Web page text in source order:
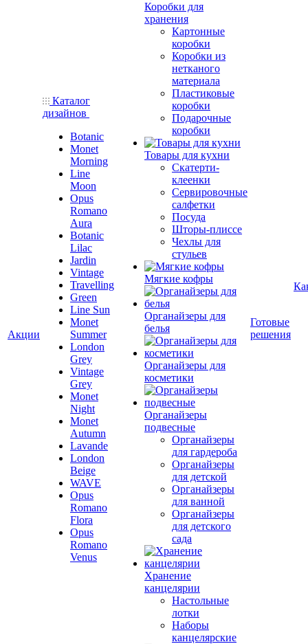
Акции
Каталог
дизайнов
Botanic
Monet
Morning
Line
Moon
Opus
Romano
Aura
Botanic
Lilac
Jardin
Vintage
Travelling
Green
Line Sun
Monet
Summer
London
Grey
Vintage
Grey
Monet
Night
Monet
Autumn
Lavande
London
Beige
WAVE
Opus
Romano
Flora
Opus
Romano
Venus
Коробки для
хранения
Картонные
коробки
Коробки из
нетканого
материала
Пластиковые
коробки
Подарочные
коробки
Товары для кухни
Скатерти-
клеенки
Сервировочные
салфетки
Посуда
Шторы-плиссе
Чехлы для
стульев
Мягкие кофры
Органайзеры для
белья
Органайзеры для
косметики
Органайзеры
подвесные
Органайзеры
для гардероба
Органайзеры
для детской
Органайзеры
для ванной
Органайзеры
для детского
сада
Хранение
канцелярии
Настольные
лотки
Наборы
канцелярские
Готовые
решения